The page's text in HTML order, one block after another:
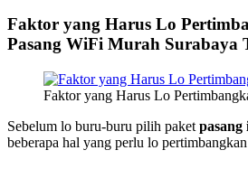
Faktor yang Harus Lo
Pasang WiFi Murah Surabaya
Faktor yang Harus Lo
Sebelum lo buru-buru pilih paket
beberapa hal yang perlu lo